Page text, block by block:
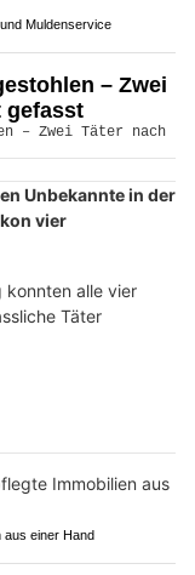
Muldenservice
– Zwei
gefasst
Unbekannte in der
vier
konnten alle vier
Täter
aus einer Hand